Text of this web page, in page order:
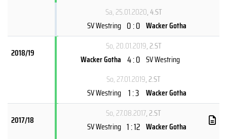
Sa, 25.01.2020, 4.ST
SV Westring 0 : 0 Wacker Gotha
2018/19
So, 20.01.2019, 2.ST
Wacker Gotha 4 : 0 SV Westring
So, 27.01.2019, 2.ST
SV Westring 1 : 3 Wacker Gotha
2017/18
So, 27.08.2017, 2.ST
SV Westring 1 : 12 Wacker Gotha